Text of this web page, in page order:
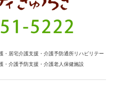
・居宅介護支援・介護予防通所リハビリテー
・介護予防支援・介護老人保健施設